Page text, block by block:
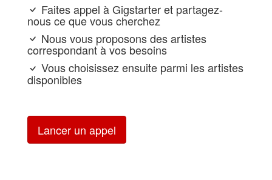
Faites appel à Gigstarter et partagez-
nous ce que vous cherchez
Nous vous proposons des artistes
correspondant à vos besoins
Vous choisissez ensuite parmi les artistes
disponibles
Lancer un appel